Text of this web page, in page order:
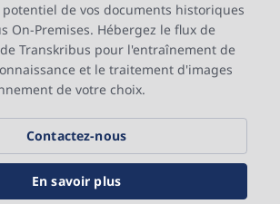
pour rechercher parmi les modèles,
sites et articles de blog...
de vos documents historiques
On-Premises. Hébergez le flux de
Transkribus pour l'entraînement de
et le traitement d'images
de votre choix.
Contactez-nous
En savoir plus